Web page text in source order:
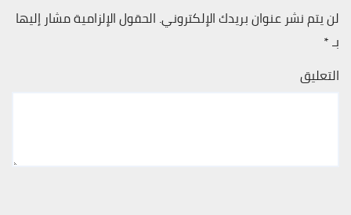
لن يتم نشر عنوان بريدك الإلكتروني. الحقول الإلزامية مشار إليها
بـ*
التعليق